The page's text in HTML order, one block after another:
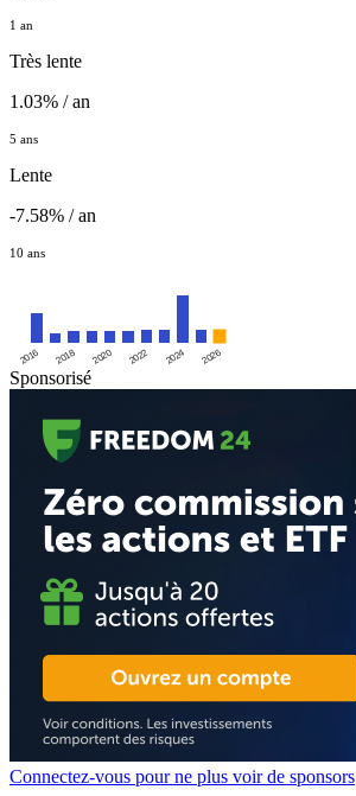
1 an
Très lente
1.03% / an
5 ans
Lente
-7.58% / an
10 ans
2016 2018 2020 2022 2024 2026
Sponsorisé
Connectez-vous pour ne plus voir de sponsors